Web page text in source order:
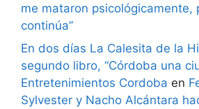
me mataron psicológicamente,
continúa”
En dos días La Calesita de la
segundo libro, “Córdoba una
Entretenimientos Cordoba en
Sylvester y Nacho Alcántara